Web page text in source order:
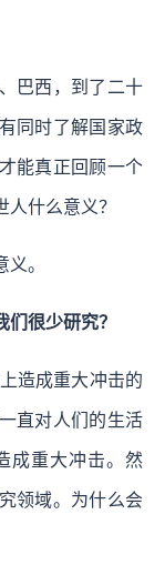
巴西，到了二十
同时了解国家政
能真正回顾一个
什么意义？
。
很少研究？
造成重大冲击的
直对人们的生活
成重大冲击。然
领域。为什么会